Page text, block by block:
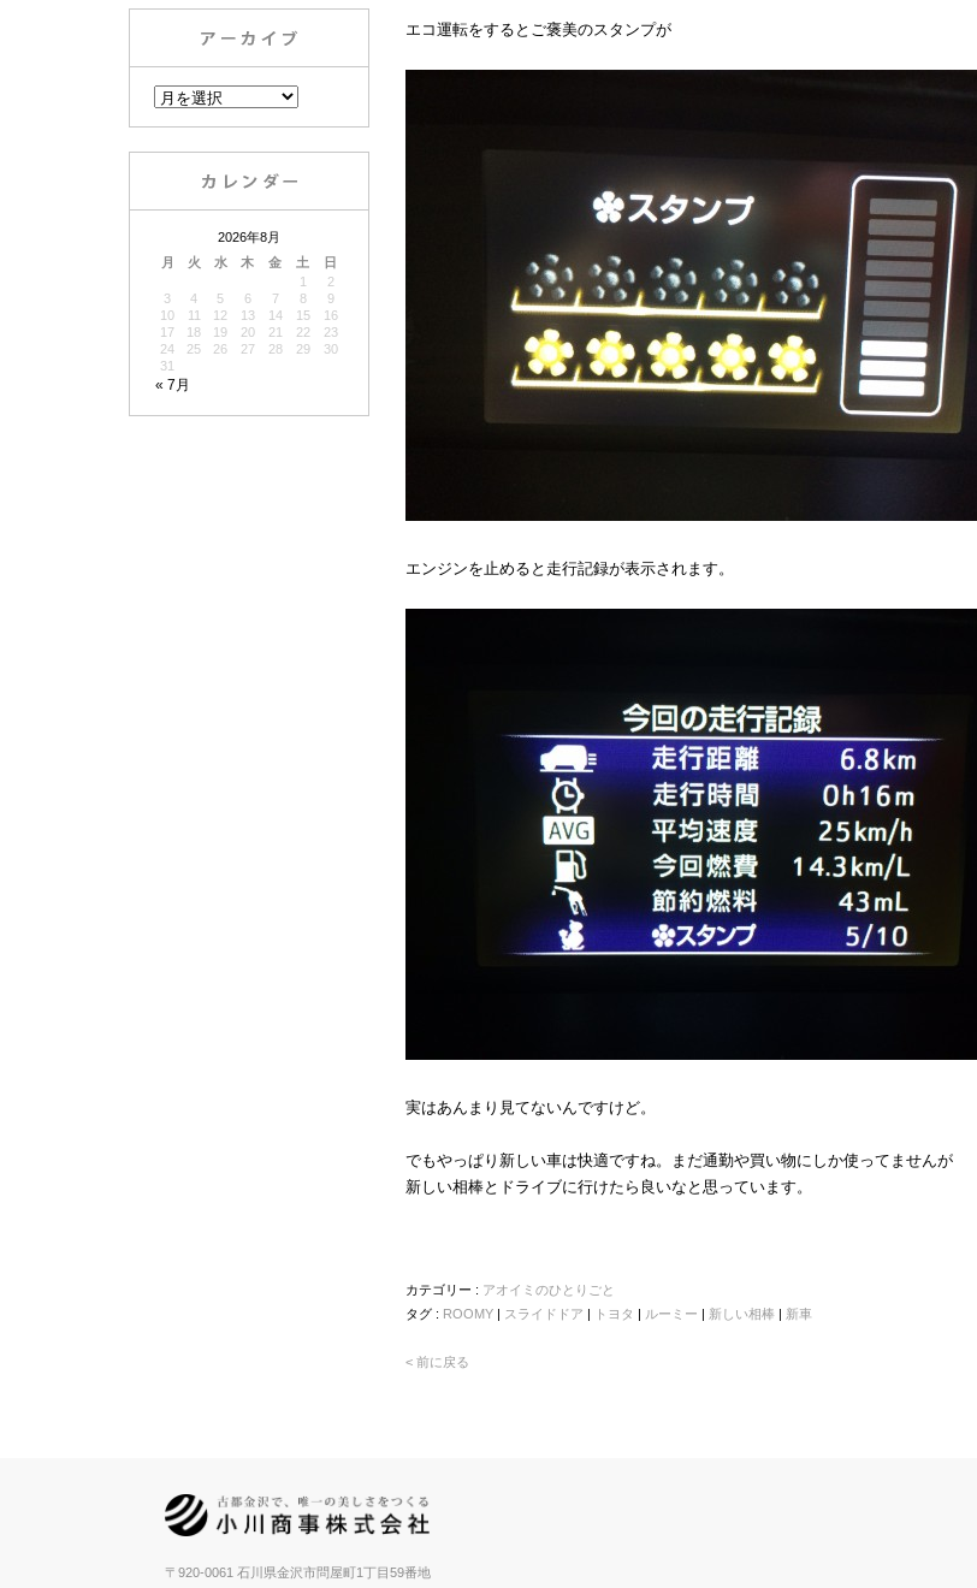
2026年8月
月
火 水 木 金 土 日
« 7月
1
2
3
4 5 6 7 8
9
10
11 12 13 14 15
16
17
18 19 20 21 22
23
24
25 26 27 28 29
30
31
エコ運転をするとご褒美のスタンプが
エンジンを止めると走行記録が表示されます。
実はあんまり見てないんですけど。
でもやっぱり新しい車は快適ですね。まだ通勤や買い物にしか使ってませんが
新しい相棒とドライブに行けたら良いなと思っています。
カテゴリー : アオイミのひとりごと
タグ : ROOMY | スライドドア | トヨタ | ルーミー | 新しい相棒 | 新車
< 前に戻る
〒920-0061 石川県金沢市問屋町1丁目59番地